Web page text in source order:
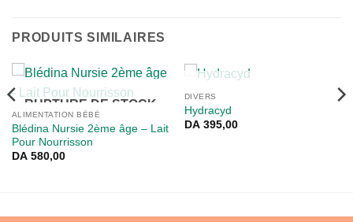
PRODUITS SIMILAIRES
RUPTURE DE STOCK
ALIMENTATION BÉBÉ
Blédina Nursie 2ème âge – Lait
Pour Nourrisson
DA580,00
RUPTURE DE STOCK
DIVERS
Hydracyd
DA395,00